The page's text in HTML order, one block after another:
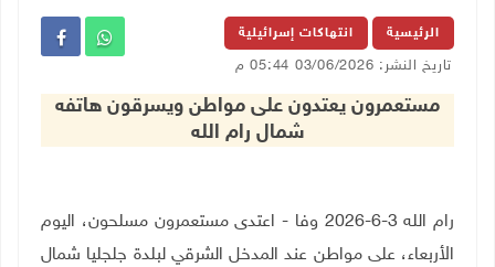
الرئيسية انتهاكات إسرائيلية
تاريخ النشر: 03/06/2026 05:44 م
مستعمرون يعتدون على مواطن ويسرقون هاتفه
شمال رام الله
رام الله 3-6-2026 وفا - اعتدى مستعمرون مسلحون، اليوم
الأربعاء، على مواطن عند المدخل الشرقي لبلدة جلجليا شمال